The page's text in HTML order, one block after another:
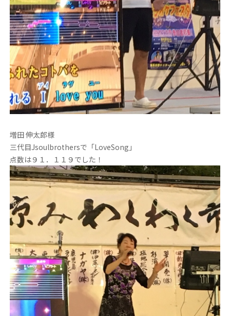
増田 伸太郎様
三代目Jsoulbrothersで「LoveSong」
点数は９１．１１９でした！